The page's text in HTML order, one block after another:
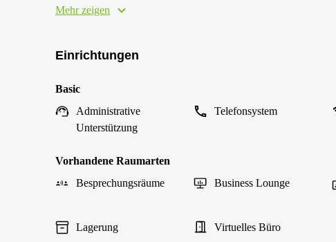
Mehr zeigen
Einrichtungen
Basic
Administrative
Unterstützung
Telefonsystem
Vorhandene Raumarten
Besprechungsräume
Business Lounge
Lagerung Virtuelles Büro